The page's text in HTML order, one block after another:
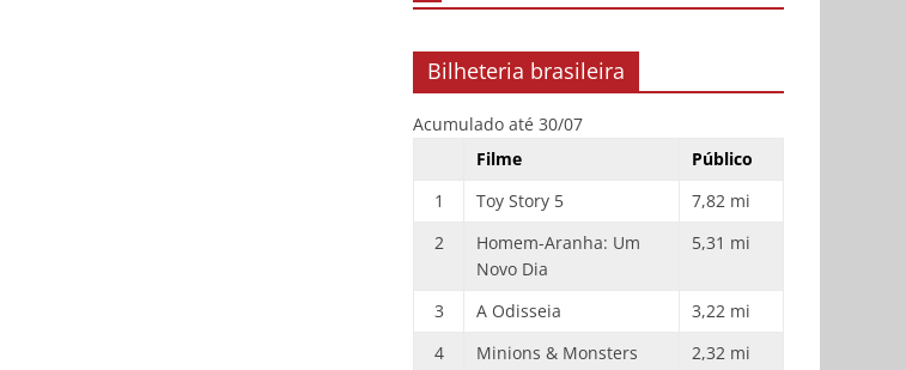
Bilheteria brasileira
Acumulado até 30/07
Filme
Público
1
Toy Story 5
7,82 mi
2
Homem-Aranha: Um
Novo Dia
5,31 mi
3 A Odisseia
3,22 mi
4
Minions & Monsters
2,32 mi